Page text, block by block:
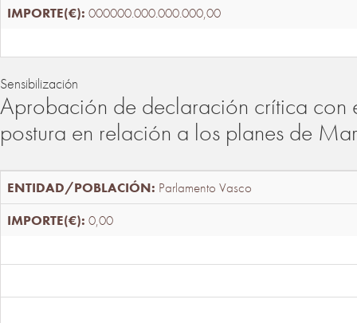
000000.000.000.000,00
Sensibilización
Aprobación de declaración crítica con
postura en relación a los planes de
Parlamento Vasco
0,00